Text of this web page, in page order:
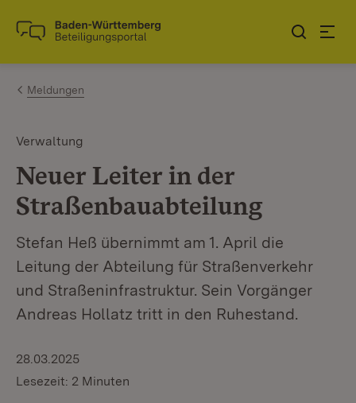
Zum Inhalt springen
Link zur Startseite
Meldungen
Verwaltung
Neuer Leiter in der
Straßenbauabteilung
Stefan Heß übernimmt am 1. April die
Leitung der Abteilung für Straßenverkehr
und Straßeninfrastruktur. Sein Vorgänger
Andreas Hollatz tritt in den Ruhestand.
28.03.2025
Lesezeit: 2 Minuten